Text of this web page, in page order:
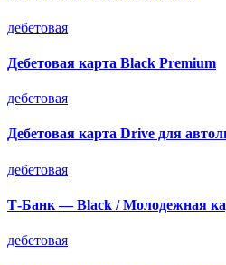
дебетовая
Дебетовая карта Black Premium
дебетовая
Дебетовая карта Drive для
дебетовая
Т-Банк — Black / Молодежная
дебетовая